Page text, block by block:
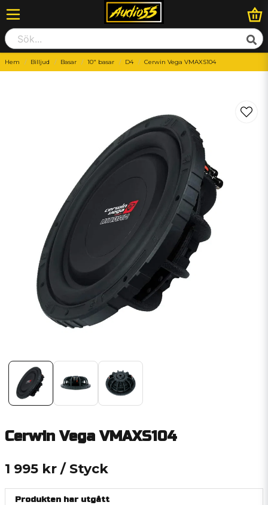
Hem Billjud Basar 10" basar D4 Cerwin Vega VMAXS104
Cerwin Vega VMAXS104
1 995 kr / Styck
Produkten har utgått